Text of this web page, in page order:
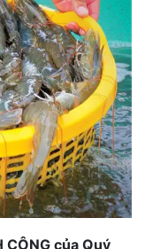
của Quý